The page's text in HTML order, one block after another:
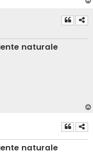
naturale
naturale